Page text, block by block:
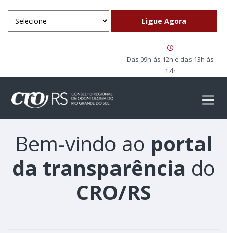
Das 09h às 12h e das 13h às
17h
Bem-vindo ao portal
da transparência do
CRO/RS